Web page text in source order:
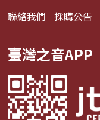
聯絡我們 採購公告
臺灣之音APP